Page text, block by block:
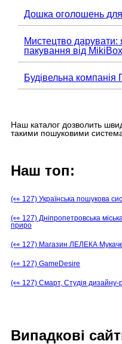
Дошка оголошень для
Мистецтво дарувати:
пакування від MikiBox
Будівельна
Наш каталог дозволить
такими пошуковими
Наш топ:
(👀 127) Українська пошукова
(👀 127) Дніпропетровська
приро
(👀 127) Магазин ЛЕЛЕКА
(👀 127) GameDesire
(👀 127) Смарт, Студія дизайну-
Випадкові